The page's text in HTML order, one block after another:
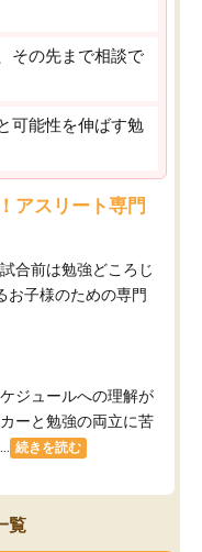
その先まで相談で
可能性を伸ばす勉
アスリート専門
合前は勉強どころじ
子様のための専門
ジュールへの理解が
ーと勉強の両立に苦
続きを読む
覧